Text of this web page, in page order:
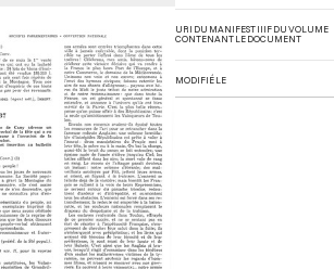
URI DU MANIFEST IIIF DU VOLUME
CONTENANT LE DOCUMENT
MODIFIÉ LE